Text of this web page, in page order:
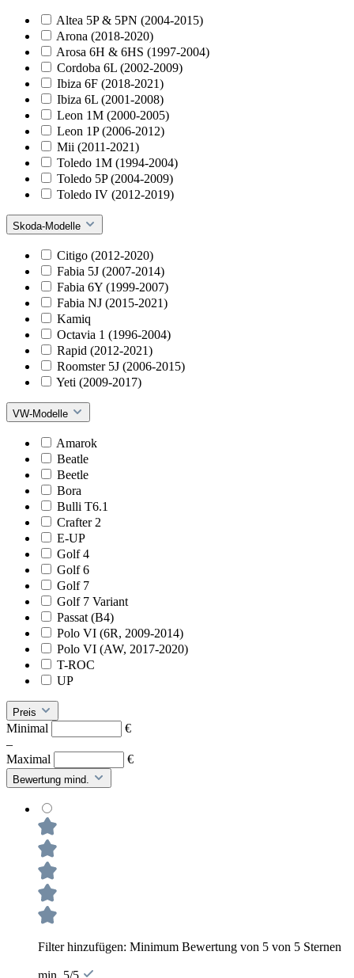
Altea 5P & 5PN (2004-2015)
Arona (2018-2020)
Arosa 6H & 6HS (1997-2004)
Cordoba 6L (2002-2009)
Ibiza 6F (2018-2021)
Ibiza 6L (2001-2008)
Leon 1M (2000-2005)
Leon 1P (2006-2012)
Mii (2011-2021)
Toledo 1M (1994-2004)
Toledo 5P (2004-2009)
Toledo IV (2012-2019)
Skoda-Modelle
Citigo (2012-2020)
Fabia 5J (2007-2014)
Fabia 6Y (1999-2007)
Fabia NJ (2015-2021)
Kamiq
Octavia 1 (1996-2004)
Rapid (2012-2021)
Roomster 5J (2006-2015)
Yeti (2009-2017)
VW-Modelle
Amarok
Beatle
Beetle
Bora
Bulli T6.1
Crafter 2
E-UP
Golf 4
Golf 6
Golf 7
Golf 7 Variant
Passat (B4)
Polo VI (6R, 2009-2014)
Polo VI (AW, 2017-2020)
T-ROC
UP
Preis
Minimal
€
–
Maximal
€
Bewertung mind.
Filter hinzufügen: Minimum Bewertung von 5 von 5 Sternen
min. 5/5